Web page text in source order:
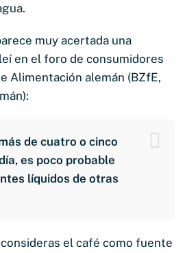
muy acertada una
en el foro de consumidores
Alimentación alemán (BZfE,
de cuatro o cinco
es poco probable
líquidos de otras
el café como fuente